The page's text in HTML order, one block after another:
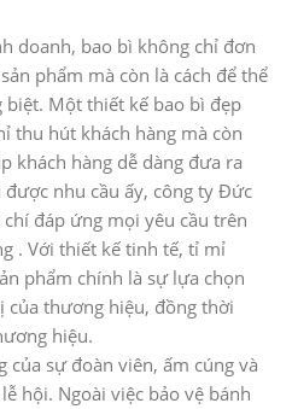
doanh, bao bì không chỉ đơn
phẩm mà còn là cách để thể
biệt. Một thiết kế bao bì đẹp
thu hút khách hàng mà còn
khách hàng dễ dàng đưa ra
nhu cầu ấy, công ty Đức
đáp ứng mọi yêu cầu trên
. Với thiết kế tinh tế, tỉ mỉ
phẩm chính là sự lựa chọn
của thương hiệu, đồng thời
hiệu.
sự đoàn viên, ấm cúng và
hội. Ngoài việc bảo vệ bánh